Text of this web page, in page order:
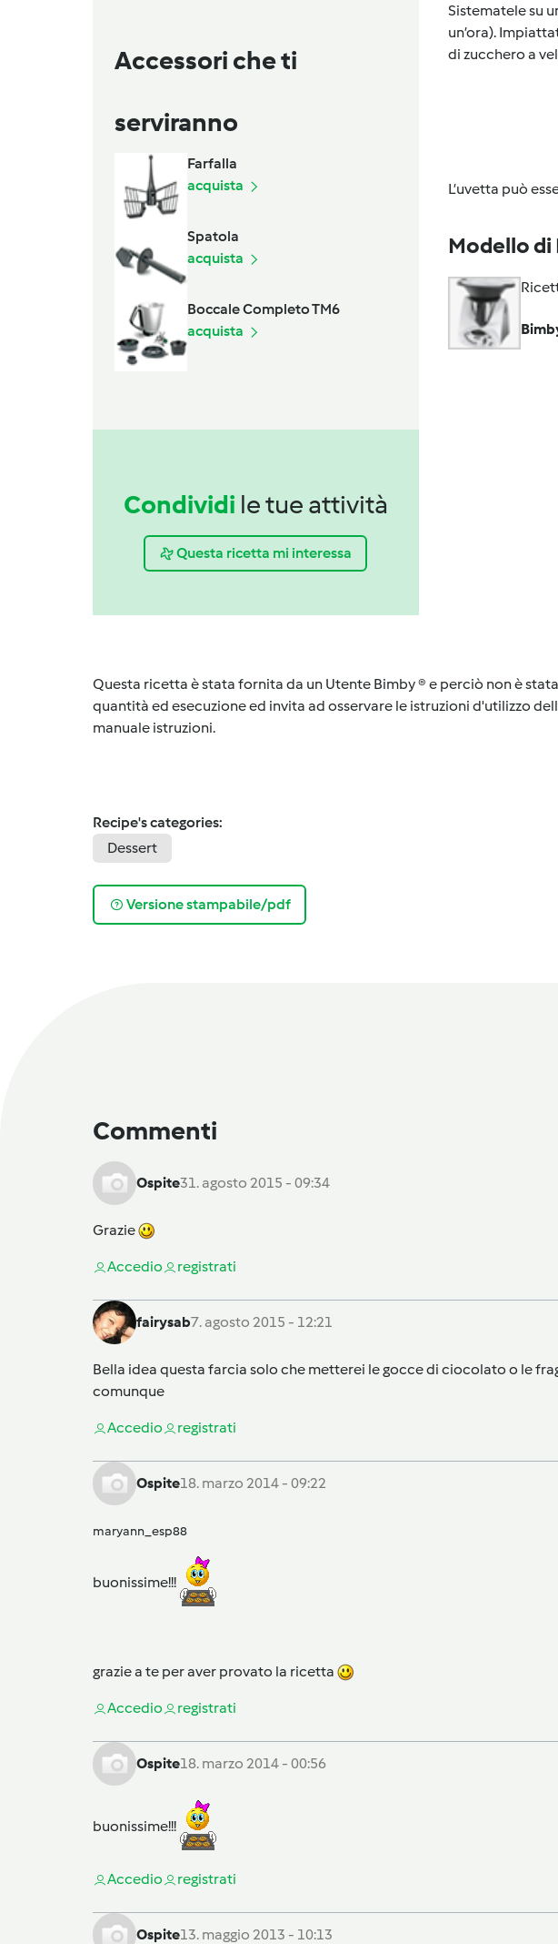
Accessori che ti
serviranno
Farfalla
acquista
Spatola
acquista
Boccale Completo TM6
acquista
Condividi le tue attività
Questa ricetta mi interessa
Sistematele su
un’ora).
di zucchero a
L’uvetta può
Modello di
Questa ricetta è stata fornita da un Utente Bimby ® e perciò non è
quantità ed esecuzione ed invita ad osservare le istruzioni d'utilizzo
manuale istruzioni.
Recipe's categories:
Dessert
Versione stampabile/pdf
Commenti
Ospite31. agosto 2015 - 09:34
Grazie
Accedio registrati
fairysab7. agosto 2015 - 12:21
Bella idea questa farcia solo che metterei le gocce di ciocolato o le
comunque
Accedio registrati
Ospite18. marzo 2014 - 09:22
maryann_esp88
buonissime!!!
grazie a te per aver provato la ricetta
Accedio registrati
Ospite18. marzo 2014 - 00:56
buonissime!!!
Accedio registrati
Ospite13. maggio 2013 - 10:13